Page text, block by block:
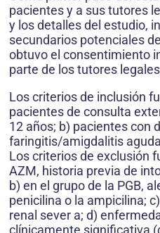
pacientes y a sus tutores
y los detalles del estudio,
secundarios potenciales
obtuvo el consentimiento
parte de los tutores
Los criterios de inclusión
pacientes de consulta
12 años; b) pacientes con
faringitis/amigdalitis
Los criterios de exclusión
AZM, historia previa de
b) en el grupo de la PGB,
penicilina o la ampicilina;
renal sever a; d)
clínicamente significativa